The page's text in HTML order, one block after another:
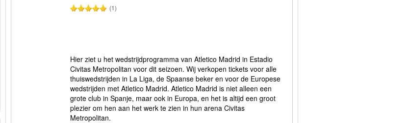
(1)
Hier ziet u het wedstrijdprogramma van Atletico Madrid in Estadio
Civitas Metropolitan voor dit seizoen. Wij verkopen tickets voor alle
thuiswedstrijden in La Liga, de Spaanse beker en voor de Europese
wedstrijden met Atletico Madrid. Atletico Madrid is niet alleen een
grote club in Spanje, maar ook in Europa, en het is altijd een groot
plezier om hen aan het werk te zien in hun arena Civitas
Metropolitan.